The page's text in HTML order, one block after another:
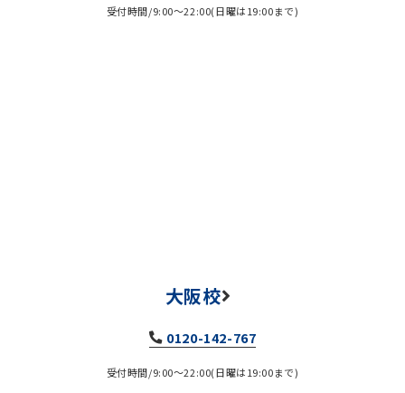
受付時間/9:00～22:00(日曜は19:00まで)
大阪校
0120-142-767
受付時間/9:00～22:00(日曜は19:00まで)